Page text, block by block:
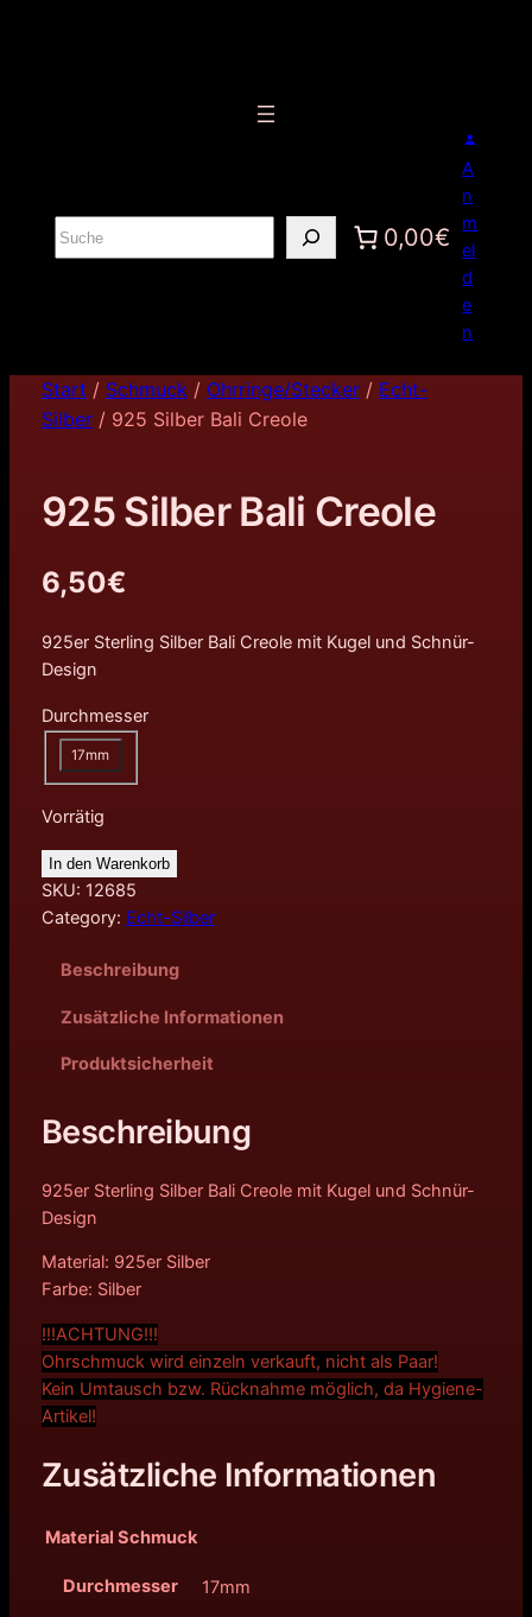
S
u
0,00€
A
n
m
el
d
e
n
Start / Schmuck/ Ohrringe/Stecker/ Echt-
Silber/ 925 Silber Bali Creole
925 Silber Bali Creole
6,50€
925er Sterling Silber Bali Creole mit Kugel und Schnür-
Design
Durchmesser
17mm
Vorrätig
In den Warenkorb
SKU: 12685
Category: Echt-Silber
Beschreibung
Zusätzliche Informationen
Produktsicherheit
Beschreibung
925er Sterling Silber Bali Creole mit Kugel und Schnür-
Design
Material: 925er Silber
Farbe: Silber
!!!ACHTUNG!!!
Ohrschmuck wird einzeln verkauft, nicht als Paar!
Kein Umtausch bzw. Rücknahme möglich, da Hygiene-
Artikel!
Zusätzliche Informationen
Material Schmuck
Durchmesser 17mm